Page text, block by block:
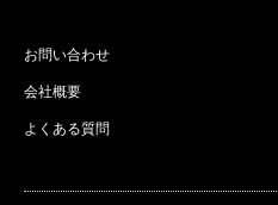
お問い合わせ
会社概要
よくある質問